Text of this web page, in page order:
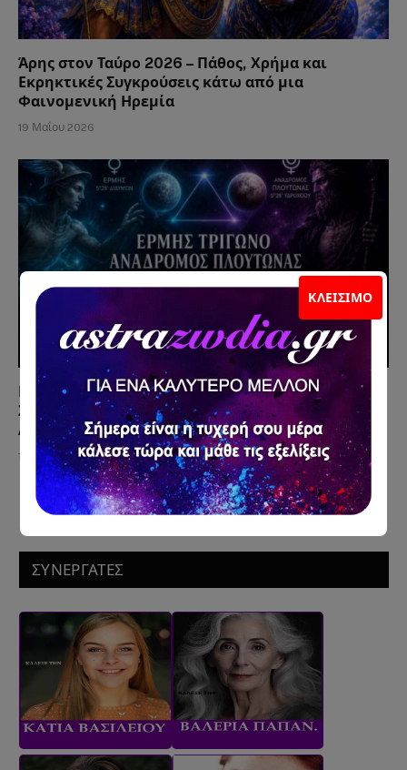
ΚΛΕΊΣΙΜΟ
Άρης στον Ταύρο 2026 – Πάθος, Χρήμα και
Εκρηκτικές Συγκρούσεις κάτω από μια
Φαινομενική Ηρεμία
19 Μαΐου 2026
Ερμής Τρίγωνο Ανάδρομος Πλούτωνας 20/5 – Οι
Σκέψεις Αποκτούν Δύναμη και Αποκαλύπτονται
Αλήθειες
19 Μαΐου 2026
ΣΥΝΕΡΓΑΤΕΣ